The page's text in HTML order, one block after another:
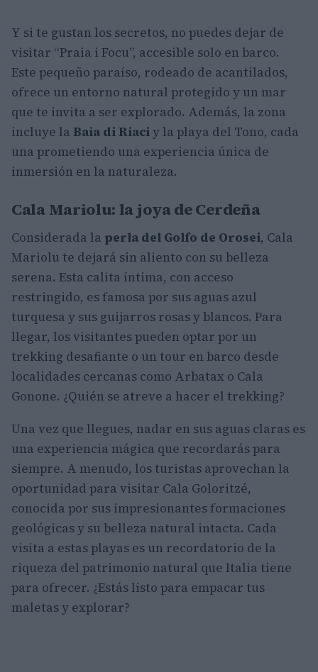
Y si te gustan los secretos, no puedes dejar de
visitar “Praia i Focu”, accesible solo en barco.
Este pequeño paraíso, rodeado de acantilados,
ofrece un entorno natural protegido y un mar
que te invita a ser explorado. Además, la zona
incluye la Baia di Riaciy la playa del Tono, cada
una prometiendo una experiencia única de
inmersión en la naturaleza.
Cala Mariolu: la joya de Cerdeña
Considerada la perla del Golfo de Orosei, Cala
Mariolu te dejará sin aliento con su belleza
serena. Esta calita íntima, con acceso
restringido, es famosa por sus aguas azul
turquesa y sus guijarros rosas y blancos. Para
llegar, los visitantes pueden optar por un
trekking desafiante o un tour en barco desde
localidades cercanas como Arbatax o Cala
Gonone. ¿Quién se atreve a hacer el trekking?
Una vez que llegues, nadar en sus aguas claras es
una experiencia mágica que recordarás para
siempre. A menudo, los turistas aprovechan la
oportunidad para visitar Cala Goloritzé,
conocida por sus impresionantes formaciones
geológicas y su belleza natural intacta. Cada
visita a estas playas es un recordatorio de la
riqueza del patrimonio natural que Italia tiene
para ofrecer. ¿Estás listo para empacar tus
maletas y explorar?